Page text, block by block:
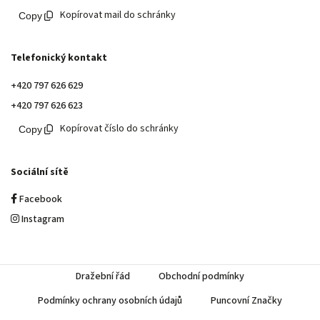
Kopírovat mail do schránky
Telefonický kontakt
+420 797 626 629
+420 797 626 623
Kopírovat číslo do schránky
Sociální sítě
Facebook
Instagram
Dražební řád
Obchodní podmínky
Podmínky ochrany osobních údajů
Puncovní Značky